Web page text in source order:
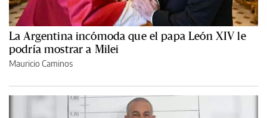
La Argentina incómoda que el papa León XIV le
podría mostrar a Milei
Mauricio Caminos